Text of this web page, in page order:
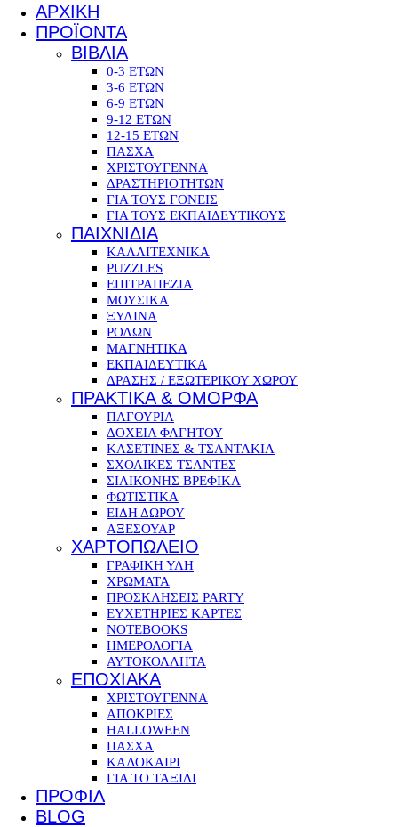
ΑΡΧΙΚΗ
ΠΡΟΪΟΝΤΑ
ΒΙΒΛΙΑ
0-3 ΕΤΩΝ
3-6 ΕΤΩΝ
6-9 ΕΤΩΝ
9-12 ΕΤΩΝ
12-15 ΕΤΩΝ
ΠΑΣΧΑ
ΧΡΙΣΤΟΥΓΕΝΝΑ
ΔΡΑΣΤΗΡΙΟΤΗΤΩΝ
ΓΙΑ ΤΟΥΣ ΓΟΝΕΙΣ
ΓΙΑ ΤΟΥΣ ΕΚΠΑΙΔΕΥΤΙΚΟΥΣ
ΠΑΙΧΝΙΔΙΑ
ΚΑΛΛΙΤΕΧΝΙΚΑ
PUZZLES
ΕΠΙΤΡΑΠΕΖΙΑ
ΜΟΥΣΙΚΑ
ΞΥΛΙΝΑ
ΡΟΛΩΝ
ΜΑΓΝΗΤΙΚΑ
ΕΚΠΑΙΔΕΥΤΙΚΑ
ΔΡΑΣΗΣ / ΕΞΩΤΕΡΙΚΟΥ ΧΩΡΟΥ
ΠΡΑΚΤΙΚΑ & ΟΜΟΡΦΑ
ΠΑΓΟΥΡΙΑ
ΔΟΧΕΙΑ ΦΑΓΗΤΟΥ
ΚΑΣΕΤΙΝΕΣ & ΤΣΑΝΤΑΚΙΑ
ΣΧΟΛΙΚΕΣ ΤΣΑΝΤΕΣ
ΣΙΛΙΚΟΝΗΣ ΒΡΕΦΙΚΑ
ΦΩΤΙΣΤΙΚΑ
ΕΙΔΗ ΔΩΡΟΥ
ΑΞΕΣΟΥΑΡ
ΧΑΡΤΟΠΩΛΕΙΟ
ΓΡΑΦΙΚΗ ΥΛΗ
ΧΡΩΜΑΤΑ
ΠΡΟΣΚΛΗΣΕΙΣ PARTY
ΕΥΧΕΤΗΡΙΕΣ ΚΑΡΤΕΣ
NOTEBOOKS
ΗΜΕΡΟΛΟΓΙΑ
ΑΥΤΟΚΟΛΛΗΤΑ
ΕΠΟΧΙΑΚΑ
ΧΡΙΣΤΟΥΓΕΝΝΑ
ΑΠΟΚΡΙΕΣ
HALLOWEEN
ΠΑΣΧΑ
ΚΑΛΟΚΑΙΡΙ
ΓΙΑ ΤΟ ΤΑΞΙΔΙ
ΠΡΟΦΙΛ
BLOG